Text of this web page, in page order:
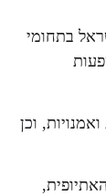
בתחומי
וכן